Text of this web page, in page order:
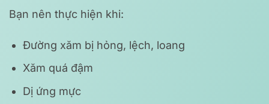
Bạn nên thực hiện khi:
Đường xăm bị hỏng, lệch, loang
Xăm quá đậm
Dị ứng mực